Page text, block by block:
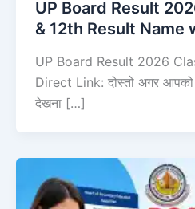
UP Board Result
& 12th Result Name
UP Board Result 2026
Direct Link: दोस्तों अगर आपको
देखना […]